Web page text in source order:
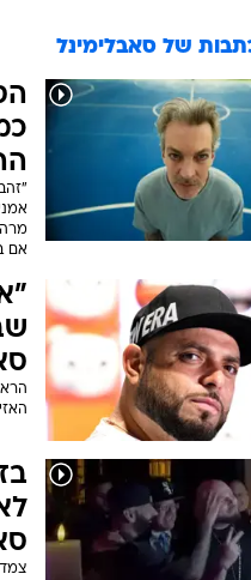
של סאבלימינל
אם
צמד